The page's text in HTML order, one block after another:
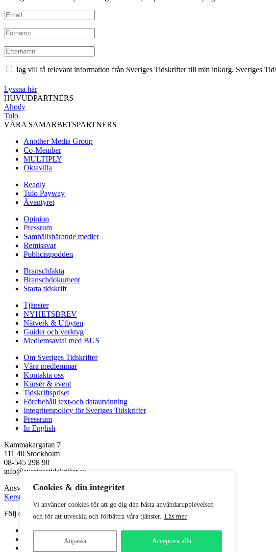
Cookies & din integritet
Vi använder cookies för att ge dig den bästa användarupplevelsen
och för att utveckla och förbättra våra tjänster. Läs mer
Anpassa Acceptera alla
Jag vill få relevant information från Sveriges Tidskrifter till min inkorg. Sveriges
Lyssna här
HUVUDPARTNERS
Ahody
Tulo
VÅRA SAMARBETSPARTNERS
Another Media Group
Co-Member
MULTIPLY
Oktavilla
Readly
Tulo Payway
Äventyret
Opinion
Pressrum
Samhällsbärande medier
Remissvar
Publicistpodden
Branschfakta
Branschdokument
Starta tidskrift
Tjänster
NYHETSBREV
Nätverk & Utbyten
Guider och verktyg
Medlemsavtal med BUS
Om Sveriges Tidskrifter
Våra medlemmar
Kontakta oss
Kurser & event
Tidskriftspriset
Förebehåll text-och datautvinning
Integritetspolicy för Sveriges Tidskrifter
Pressrum
In English
Kammakargatan 7
111 40 Stockholm
08-545 298 90
info@sverigestidskrifter.se
Ansvarig utgivare
Kerstin Neld
Följ oss
Facebook